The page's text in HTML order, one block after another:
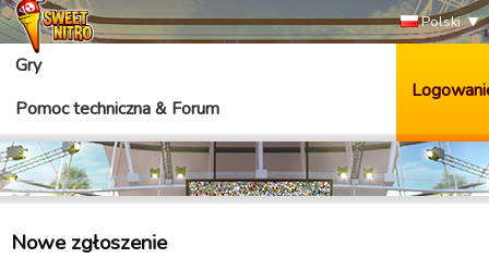
Polski
Gry
Pomoc techniczna & Forum
Nowe zgłoszenie